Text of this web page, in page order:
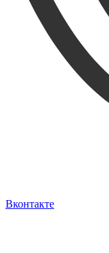
Вконтакте